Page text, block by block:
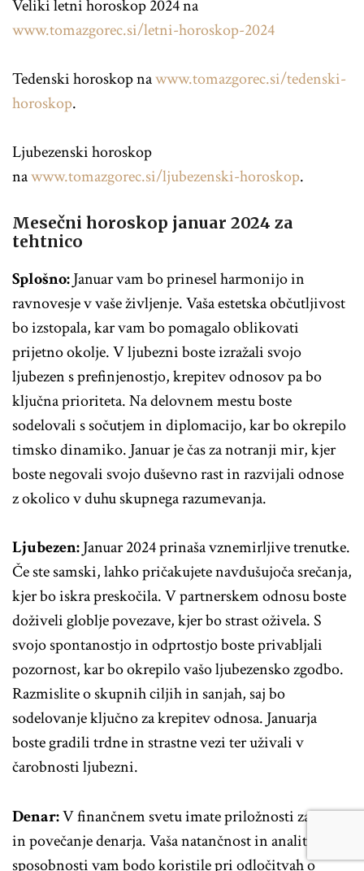
Veliki letni horoskop 2024 na
www.tomazgorec.si/letni-horoskop-2024
Tedenski horoskop nawww.tomazgorec.si/tedenski-
horoskop.
Ljubezenski horoskop
nawww.tomazgorec.si/ljubezenski-horoskop.
Mesečni horoskop januar 2024 za
tehtnico
Splošno:Januar vam bo prinesel harmonijo in
ravnovesje v vaše življenje. Vaša estetska občutljivost
bo izstopala, kar vam bo pomagalo oblikovati
prijetno okolje. V ljubezni boste izražali svojo
ljubezen s prefinjenostjo, krepitev odnosov pa bo
ključna prioriteta. Na delovnem mestu boste
sodelovali s sočutjem in diplomacijo, kar bo okrepilo
timsko dinamiko. Januar je čas za notranji mir, kjer
boste negovali svojo duševno rast in razvijali odnose
z okolico v duhu skupnega razumevanja.
Ljubezen:Januar 2024 prinaša vznemirljive trenutke.
Če ste samski, lahko pričakujete navdušujoča srečanja,
kjer bo iskra preskočila. V partnerskem odnosu boste
doživeli globlje povezave, kjer bo strast oživela. S
svojo spontanostjo in odprtostjo boste privabljali
pozornost, kar bo okrepilo vašo ljubezensko zgodbo.
Razmislite o skupnih ciljih in sanjah, saj bo
sodelovanje ključno za krepitev odnosa. Januarja
boste gradili trdne in strastne vezi ter uživali v
čarobnosti ljubezni.
Denar:V finančnem svetu imate priložnosti za rast
in povečanje denarja. Vaša natančnost in analitične
sposobnosti vam bodo koristile pri odločitvah o